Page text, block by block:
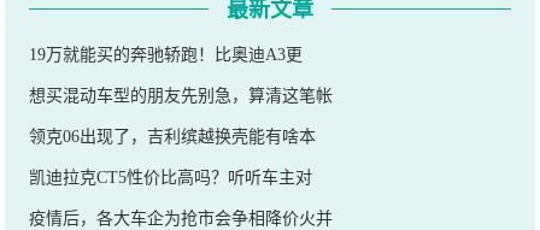
最新文章
19万就能买的奔驰轿跑！比奥迪A3更
想买混动车型的朋友先别急，算清这笔帐
领克06出现了，吉利缤越换壳能有啥本
凯迪拉克CT5性价比高吗？听听车主对
疫情后，各大车企为抢市会争相降价火并